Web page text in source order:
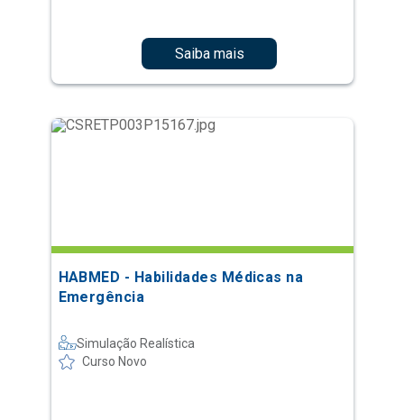
Saiba mais
HABMED - Habilidades Médicas na
Emergência
Simulação Realística
Curso Novo